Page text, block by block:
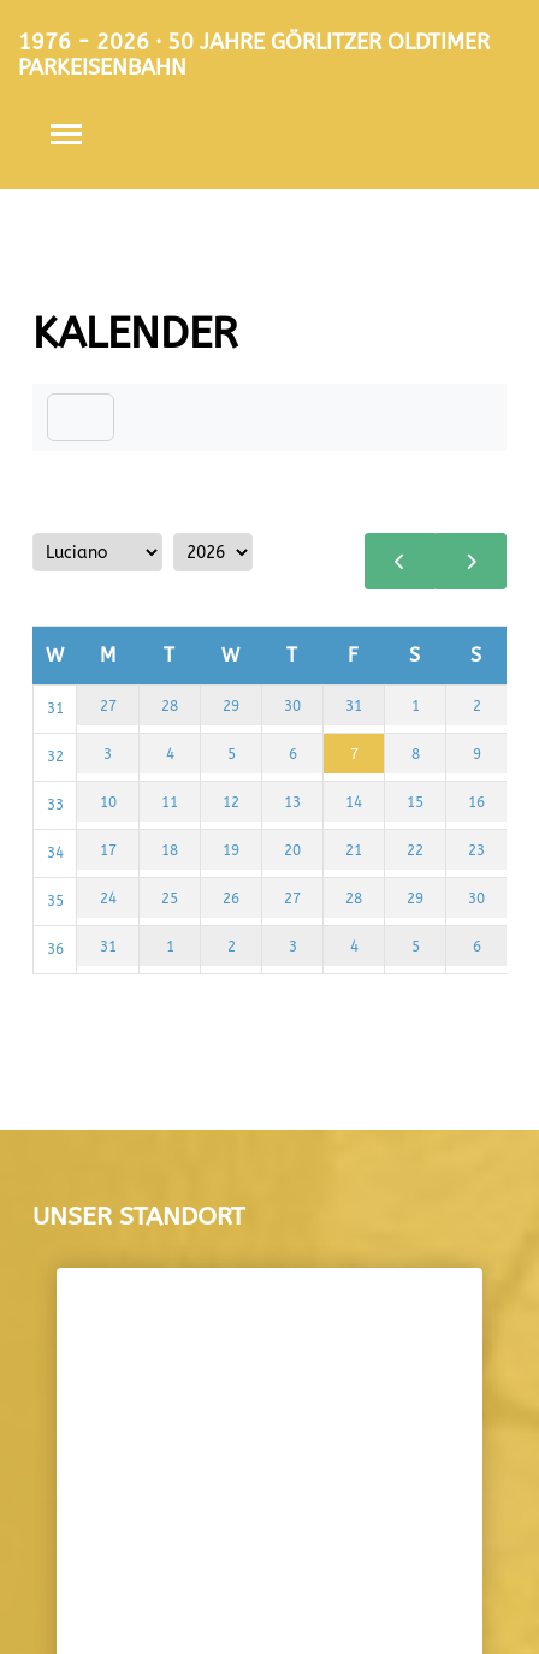
1976 - 2026 · 50 JAHRE GÖRLITZER OLDTIMER
PARKEISENBAHN
KALENDER
Month Year
W M T W T F S S
31 27 28 29 30 31 1 2
32 3 4 5 6 7 8 9
33 10 11 12 13 14 15 16
34 17 18 19 20 21 22 23
35 24 25 26 27 28 29 30
36 31 1 2 3 4 5 6
UNSER STANDORT